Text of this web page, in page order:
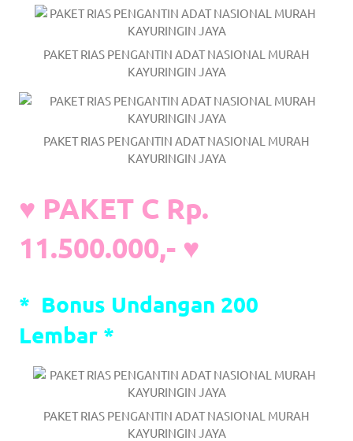
good
luxury
watches.
men's
https://www.drugswatches.com
PAKET RIAS PENGANTIN ADAT NASIONAL MURAH
KAYURINGIN JAYA
PAKET RIAS PENGANTIN ADAT NASIONAL MURAH
KAYURINGIN JAYA
♥ PAKET C Rp.
11.500.000,- ♥
* Bonus Undangan 200
Lembar *
PAKET RIAS PENGANTIN ADAT NASIONAL MURAH
KAYURINGIN JAYA